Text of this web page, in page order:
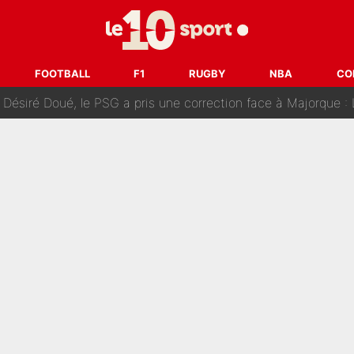
FOOTBALL F1 RUGBY NBA
à Zinedine Zidane en équipe de France : «Je n'aurais
dans tous les sens sur le mercato de l'OM : Frank McCourt va
Doué, le PSG a pris une correction face à Majorque : Luis